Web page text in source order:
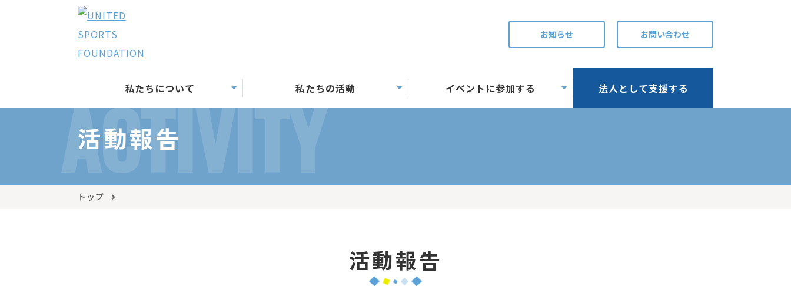
お知らせ お問い合わせ
私たちについて 私たちの活動 イベントに参加する 法人として支援する
ACTIVITY
活動報告
トップ
活動報告